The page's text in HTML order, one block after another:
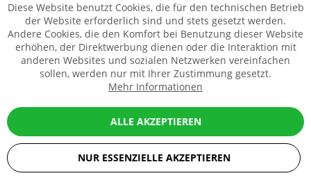
Diese Website benutzt Cookies, die für den technischen Betrieb
der Website erforderlich sind und stets gesetzt werden.
Andere Cookies, die den Komfort bei Benutzung dieser Website
erhöhen, der Direktwerbung dienen oder die Interaktion mit
anderen Websites und sozialen Netzwerken vereinfachen
sollen, werden nur mit Ihrer Zustimmung gesetzt.
Mehr Informationen
NUR ESSENZIELLE AKZEPTIEREN
ALLE AKZEPTIEREN